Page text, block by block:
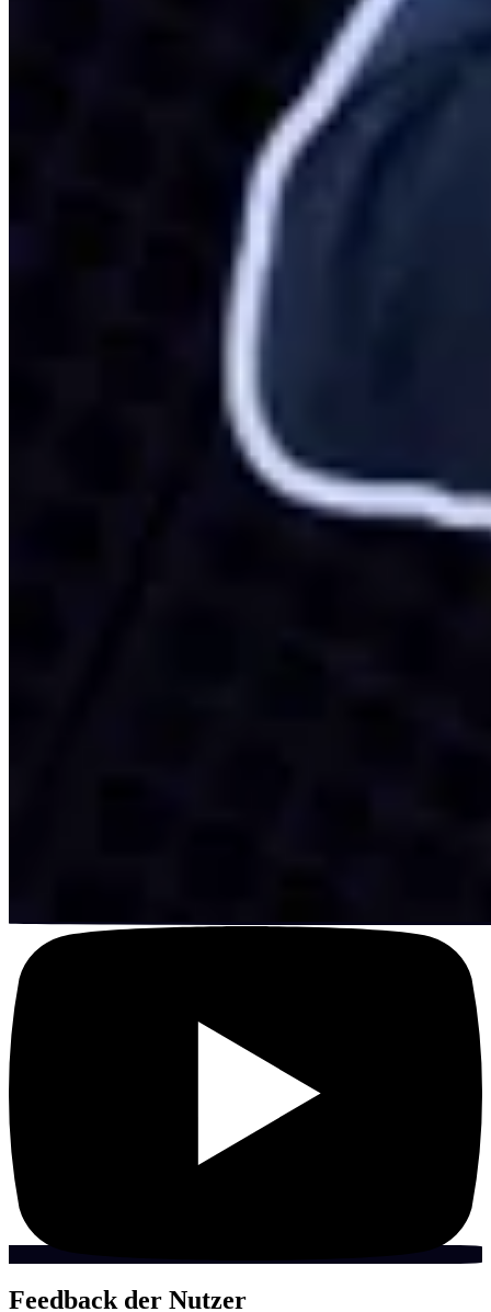
Feedback der Nutzer